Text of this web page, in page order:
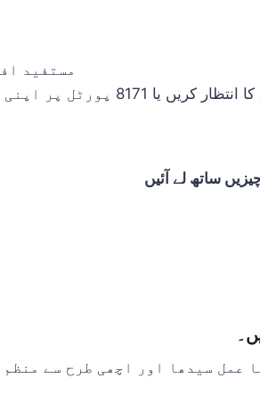
مستفید
کی تصدیق کریں اگر آپ کو ابھی تک ایس ایم ایس موصول نہیں ہوا ہے۔
ساتھ لے آئیں
عمل سیدھا اور اچھی طرح سے منظم